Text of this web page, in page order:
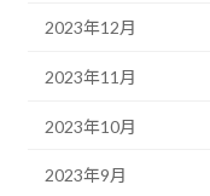
2023年12月
2023年11月
2023年10月
2023年9月